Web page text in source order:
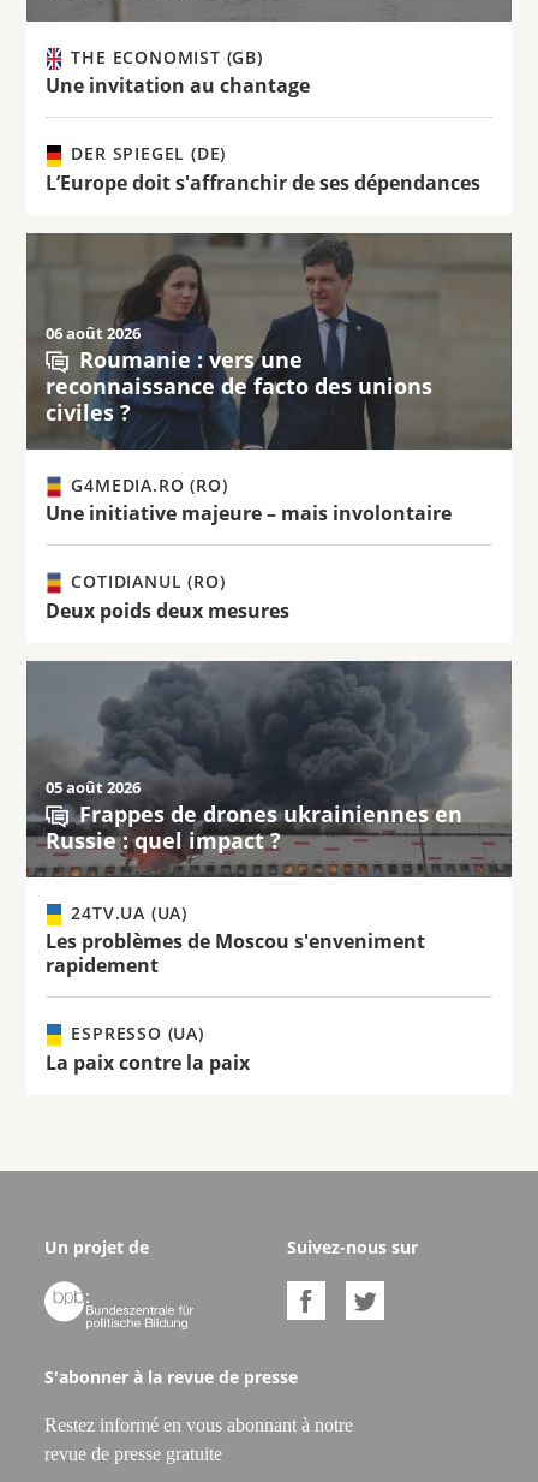
THE ECONOMIST (GB)
Une invitation au chantage
DER SPIEGEL (DE)
L’Europe doit s'affranchir de ses dépendances
06 août 2026
Roumanie : vers une
reconnaissance de facto des unions
civiles ?
G4MEDIA.RO (RO)
Une initiative majeure – mais involontaire
COTIDIANUL (RO)
Deux poids deux mesures
05 août 2026
Frappes de drones ukrainiennes en
Russie : quel impact ?
24TV.UA (UA)
Les problèmes de Moscou s'enveniment
rapidement
ESPRESSO (UA)
La paix contre la paix
Un projet de

Suivez-nous sur
 
S'abonner à la revue de presse
Restez informé en vous abonnant à notre
revue de presse gratuite